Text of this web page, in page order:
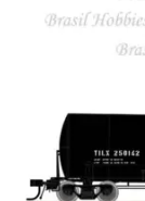
Minha conta